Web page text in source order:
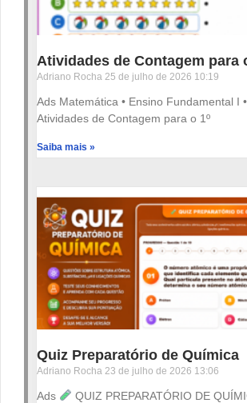
Atividades de Contagem para
Adriano Rocha 25 de julho de 2026 10:19
Ads Matemática • Ensino Fundamental I
Atividades de Contagem para o 1º
Saiba mais »
Quiz Preparatório de Química
Adriano Rocha 23 de julho de 2026 13:06
Ads
QUIZ PREPARATÓRIO DE